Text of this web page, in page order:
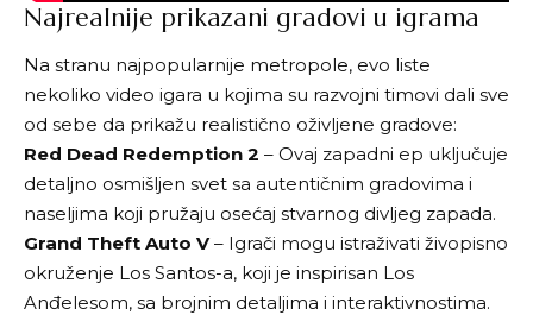
Najrealnije prikazani gradovi u igrama
Na stranu najpopularnije metropole, evo liste
nekoliko video igara u kojima su razvojni timovi dali sve
od sebe da prikažu realistično oživljene gradove:
Red Dead Redemption 2 – Ovaj zapadni ep uključuje
detaljno osmišljen svet sa autentičnim gradovima i
naseljima koji pružaju osećaj stvarnog divljeg zapada.
Grand Theft Auto V– Igrači mogu istraživati ​​živopisno
okruženje Los Santos-a, koji je inspirisan Los
Anđelesom, sa brojnim detaljima i interaktivnostima.